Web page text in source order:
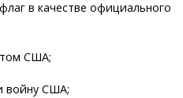
в качестве официального
США;
войну США;